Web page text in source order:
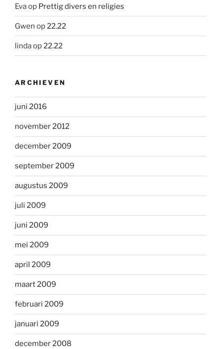
Evaop Prettig divers en religies
Gwen op22.22
lindaop22.22
ARCHIEVEN
juni 2016
november 2012
december 2009
september 2009
augustus 2009
juli 2009
juni 2009
mei 2009
april 2009
maart 2009
februari 2009
januari 2009
december 2008